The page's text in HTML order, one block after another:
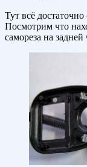
Тут всё
Посмотрим что
самореза на задней